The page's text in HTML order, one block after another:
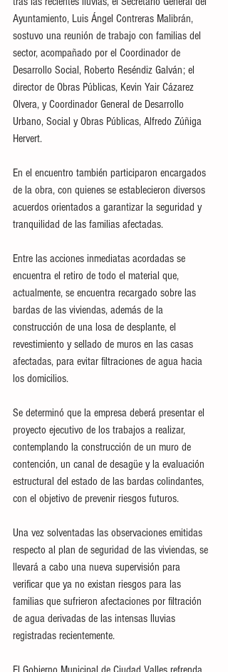
Ayuntamiento, Luis Ángel Contreras Malibrán,
sostuvo una reunión de trabajo con familias del
sector, acompañado por el Coordinador de
Desarrollo Social, Roberto Reséndiz Galván; el
director de Obras Públicas, Kevin Yair Cázarez
Olvera, y Coordinador General de Desarrollo
Urbano, Social y Obras Públicas, Alfredo Zúñiga
Hervert.
En el encuentro también participaron encargados
de la obra, con quienes se establecieron diversos
acuerdos orientados a garantizar la seguridad y
tranquilidad de las familias afectadas.
Entre las acciones inmediatas acordadas se
encuentra el retiro de todo el material que,
actualmente, se encuentra recargado sobre las
bardas de las viviendas, además de la
construcción de una losa de desplante, el
revestimiento y sellado de muros en las casas
afectadas, para evitar filtraciones de agua hacia
los domicilios.
Se determinó que la empresa deberá presentar el
proyecto ejecutivo de los trabajos a realizar,
contemplando la construcción de un muro de
contención, un canal de desagüe y la evaluación
estructural del estado de las bardas colindantes,
con el objetivo de prevenir riesgos futuros.
Una vez solventadas las observaciones emitidas
respecto al plan de seguridad de las viviendas, se
llevará a cabo una nueva supervisión para
verificar que ya no existan riesgos para las
familias que sufrieron afectaciones por filtración
de agua derivadas de las intensas lluvias
registradas recientemente.